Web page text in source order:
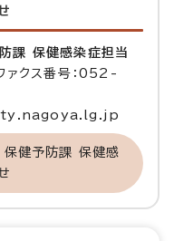
課 保健感染症担当
クス番号：052-
保健予防課 保健感